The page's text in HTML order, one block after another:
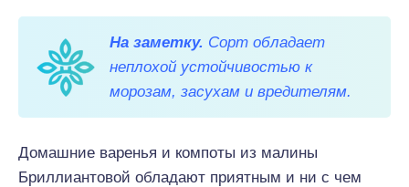
На заметку. Сорт обладает
неплохой устойчивостью к
морозам, засухам и вредителям.
Домашние варенья и компоты из малины
Бриллиантовой обладают приятным и ни с чем